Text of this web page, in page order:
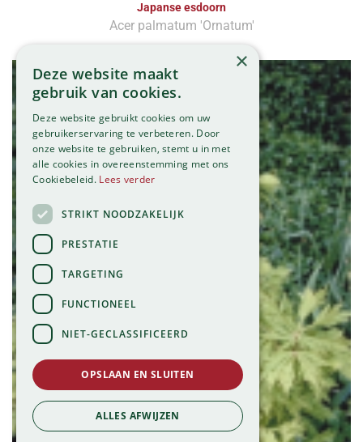
Japanse esdoorn
Acer palmatum 'Ornatum'
Japanse esdoorn
Acer japonicum 'Aconitifolium'
×
Deze website maakt
gebruik van cookies.
Deze website gebruikt cookies om uw
gebruikerservaring te verbeteren. Door
onze website te gebruiken, stemt u in met
alle cookies in overeenstemming met ons
Cookiebeleid. Lees verder
STRIKT NOODZAKELIJK
PRESTATIE
TARGETING
FUNCTIONEEL
NIET-GECLASSIFICEERD
OPSLAAN EN SLUITEN
ALLES AFWIJZEN